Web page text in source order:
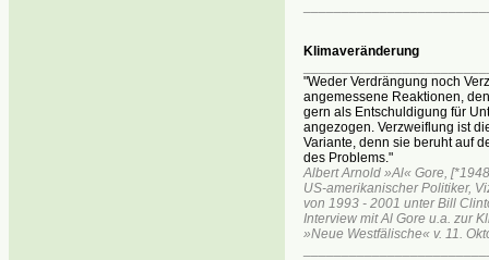
Klimaveränderung
"Weder Verdrängung noch
angemessene Reaktionen,
gern als Entschuldigung für
angezogen. Verzweiflung ist
Variante, denn sie beruht auf
des Problems."
Albert Arnold »Al« Gore,
US-amerikanischer Politiker,
von 1993 - 2001 unter Bill
Interview mit Al Gore u.a. zur
»Neue Westfälische« v. 11.